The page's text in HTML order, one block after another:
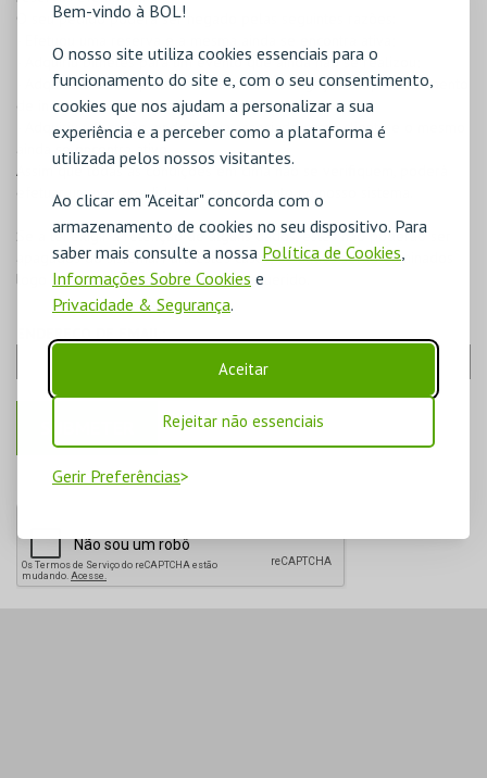
Bem-vindo à BOL!
O nosso site utiliza cookies essenciais para o
funcionamento do site e, com o seu consentimento,
cookies que nos ajudam a personalizar a sua
experiência e a perceber como a plataforma é
utilizada pelos nossos visitantes.
Ao clicar em "Aceitar" concorda com o
armazenamento de cookies no seu dispositivo. Para
saber mais consulte a nossa Política de Cookies,
Informações Sobre Cookies e
Privacidade & Segurança.
Aceitar
Rejeitar não essenciais
Gerir Preferências
O seu pedido poderá ser negado pelas seguintes razões:
- Adquiriu bilhetes para um evento que ainda não se realizou;
- Adquiriu bilhetes para um evento com obrigação de preenchimento
de inquérito e o mesmo ainda não se realizou;
- Adquiriu um cartão, onde esteja associado como cliente e o mesmo
ainda se encontra ativo.
Assim que todas as condições em cima não se verifiquem, poderá
efetuar um novo pedido de esquecimento no nosso sistema.
Se a lei exigir a retenção de alguns dados, estes não poderão ser
apagados do sistema. Para estes casos, os dados serão eliminados
logo após o período de retenção requerido.